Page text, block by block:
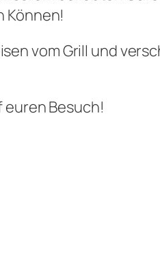
Können!
vom Grill und
Besuch!